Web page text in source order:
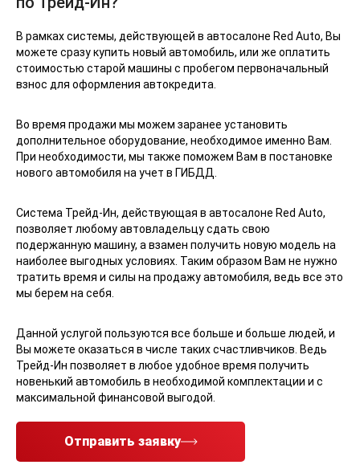
Как купить новую машину
по Трейд-Ин?
В рамках системы, действующей в автосалоне Red Auto, Вы
можете сразу купить новый автомобиль, или же оплатить
стоимостью старой машины с пробегом первоначальный
Во время продажи мы можем заранее установить
дополнительное оборудование, необходимое именно Вам.
При необходимости, мы также поможем Вам в постановке
нового автомобиля на учет в ГИБДД.
Система Трейд-Ин, действующая в автосалоне Red Auto,
позволяет любому автовладельцу сдать свою